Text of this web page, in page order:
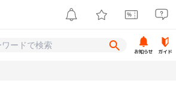
お知らせ ガイド